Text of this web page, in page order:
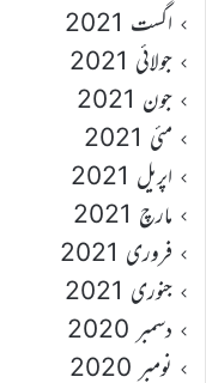
اگست 2021
جولائی 2021
جون 2021
مئی 2021
اپریل 2021
مارچ 2021
فروری 2021
جنوری 2021
دسمبر 2020
نومبر 2020